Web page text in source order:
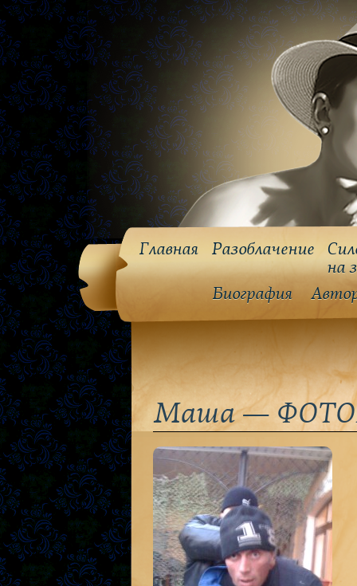
Главная Разоблачение
на
Биография
Маша —